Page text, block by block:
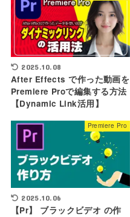
2025.10.08
After Effects で作った動画を
Premiere Proで編集する方法
【Dynamic Link活用】
Premiere Pro
2025.10.06
【Pr】 ブラックビデオ の作